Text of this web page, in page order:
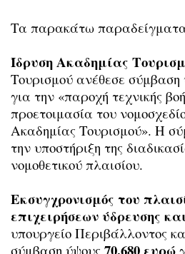
Τα παρακάτω παραδείγματα
Ίδρυση Ακαδημίας
Τουρισμού ανέθεσε σύμβαση
για την «παροχή τεχνικής
προετοιμασία του
Ακαδημίας Τουρισμού». Η
την υποστήριξη της
νομοθετικού πλαισίου.
Εκσυγχρονισμός του
επιχειρήσεων ύδρευσης
υπουργείο Περιβάλλοντος
σύμβαση ύψους 70.680 ευρώ